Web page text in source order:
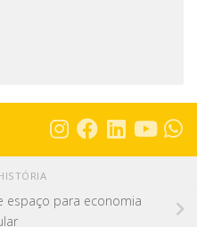
espaço para economia